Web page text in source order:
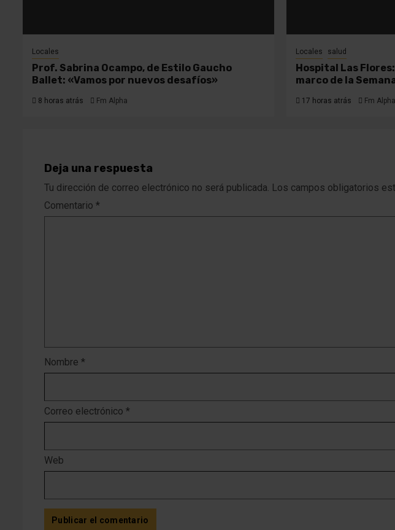
Locales
Prof. Sabrina Ocampo, de Estilo Gaucho
Ballet: «Vamos por nuevos desafíos»
8 horas atrás Fm Alpha
Locales salud
Hospital Las
marco de la
17 horas atrás Fm Alpha
Deja una respuesta
Tu dirección de correo electrónico no será publicada. Los campos obligatorios
Comentario *
Nombre *
Correo electrónico *
Web